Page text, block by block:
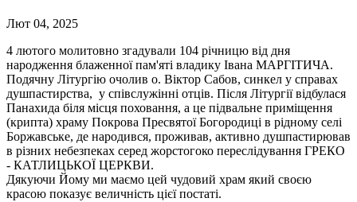
Лют 04, 2025
4 лютого молитовно згадували 104 річницю від дня
народження блаженної пам'яті владику Івана МАРГІТИЧА.
Подячну Літургію очолив о. Віктор Сабов, синкел у справах
душпастирства, у співслужінні отців. Після Літургії відбулася
Панахида біля місця поховання, а це підвальне приміщення
(крипта) храму Покрова Пресвятої Богородиці в рідному селі
Боржавське, де народився, проживав, активно душпастирював
в різних небезпеках серед жорстогоко переслідування ГРЕКО
- КАТЛИЦЬКОЇ ЦЕРКВИ.
Дякуючи Йому ми маємо цей чудовий храм який своєю
красою показує величність цієї постаті.